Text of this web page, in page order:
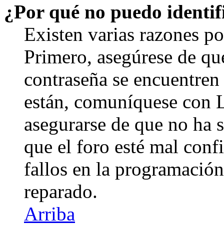
¿Por qué no puedo
Existen varias razones
Primero, asegúrese de
contraseña se
están, comuníquese
asegurarse de que no
que el foro esté mal
fallos en la
reparado.
Arriba